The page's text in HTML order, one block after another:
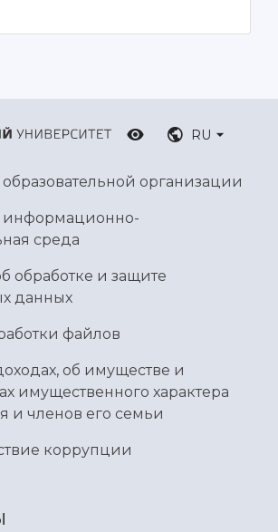
RU
организации
информационно-
среда
обработке и защите
данных
файлов
об имуществе и
имущественного характера
и членов его семьи
коррупции